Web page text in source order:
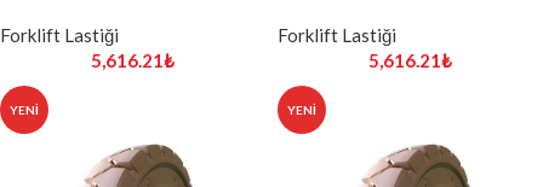
Forklift Lastiği
5,616.21₺
Forklift Lastiği
5,616.21₺
YENI YENI